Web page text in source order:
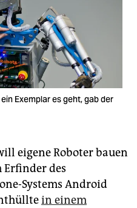
Exemplar es geht, gab der
eigene Roboter bauen
Erfinder des
Systems Android
in einem